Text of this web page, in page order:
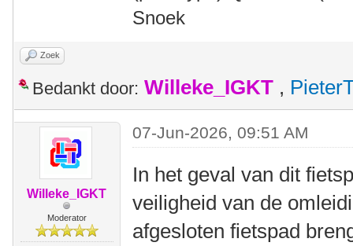
Snoek
Zoek
Bedankt door: Willeke_IGKT ,
Willeke_IGKT
Moderator
07-Jun-2026, 09:51 AM
In het geval van dit
veiligheid van de
afgesloten fietspad